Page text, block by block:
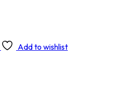
Add to wishlist